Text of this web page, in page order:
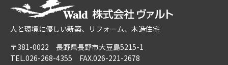
人と環境に優しい新築、リフォーム、木造住宅
〒381-0022 長野県長野市大豆島5215-1
TEL.026-268-4355 FAX.026-221-2678